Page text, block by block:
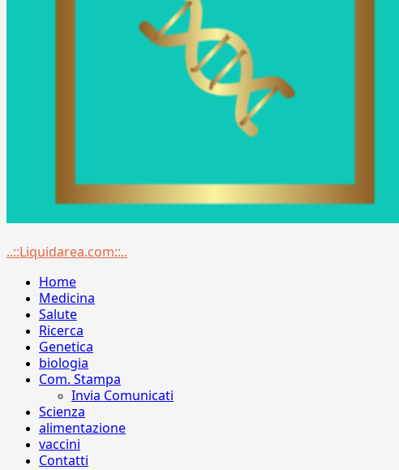
Menu
..::Liquidarea.com::..
Home
Medicina
Salute
Ricerca
Genetica
biologia
Com. Stampa
Invia Comunicati
Scienza
alimentazione
vaccini
Contatti